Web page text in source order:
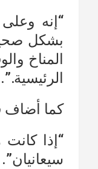
“إنه
بشكل
المناخ
الرئيسية.”.
كما أضاف
“إذا كانت
سيعانيان”.